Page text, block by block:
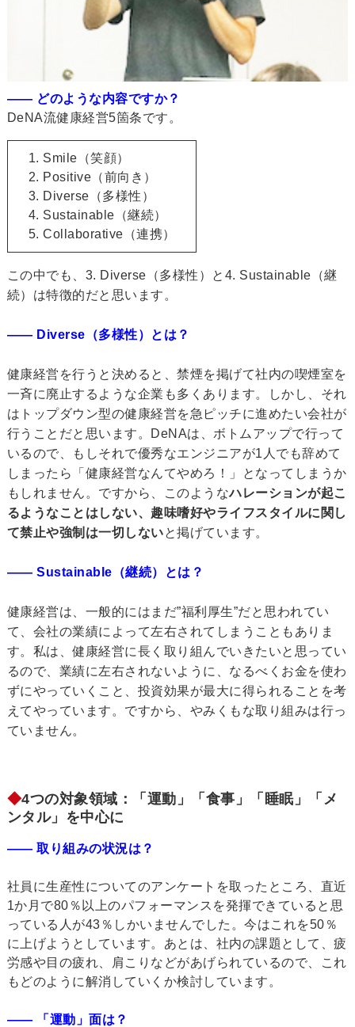
―― どのような内容ですか？
DeNA流健康経営5箇条です。
1. Smile（笑顔）
2. Positive（前向き）
3. Diverse（多様性）
4. Sustainable（継続）
5. Collaborative（連携）
この中でも、3. Diverse（多様性）と4. Sustainable（継
続）は特徴的だと思います。
―― Diverse（多様性）とは？
健康経営を行うと決めると、禁煙を掲げて社内の喫煙室を
一斉に廃止するような企業も多くあります。しかし、それ
はトップダウン型の健康経営を急ピッチに進めたい会社が
行うことだと思います。DeNAは、ボトムアップで行って
いるので、もしそれで優秀なエンジニアが1人でも辞めて
しまったら「健康経営なんてやめろ！」となってしまうか
もしれません。ですから、このようなハレーションが起こ
るようなことはしない、趣味嗜好やライフスタイルに関し
て禁止や強制は一切しないと掲げています。
―― Sustainable（継続）とは？
健康経営は、一般的にはまだ”福利厚生”だと思われてい
て、会社の業績によって左右されてしまうこともありま
す。私は、健康経営に長く取り組んでいきたいと思ってい
るので、業績に左右されないように、なるべくお金を使わ
ずにやっていくこと、投資効果が最大に得られることを考
えてやっています。ですから、やみくもな取り組みは行っ
ていません。
◆4つの対象領域：「運動」「食事」「睡眠」「メ
ンタル」を中心に
―― 取り組みの状況は？
社員に生産性についてのアンケートを取ったところ、直近
1か月で80％以上のパフォーマンスを発揮できていると思
っている人が43％しかいませんでした。今はこれを50％
に上げようとしています。あとは、社内の課題として、疲
労感や目の疲れ、肩こりなどがあげられているので、これ
もどのように解消していくか検討しています。
―― 「運動」面は？